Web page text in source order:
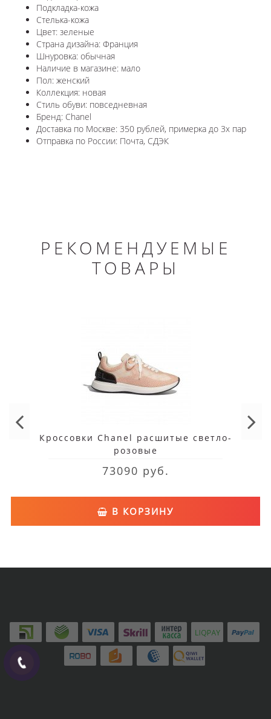
Подкладка-кожа
Стелька-кожа
Цвет: зеленые
Страна дизайна: Франция
Шнуровка: обычная
Наличие в магазине: мало
Пол: женский
Коллекция: новая
Стиль обуви: повседневная
Бренд: Chanel
Доставка по Москве: 350 рублей, примерка до 3х пар
Отправка по России: Почта, СДЭК
РЕКОМЕНДУЕМЫЕ
ТОВАРЫ
Кроссовки Chanel расшитые светло-
розовые
73090 руб.
В КОРЗИНУ